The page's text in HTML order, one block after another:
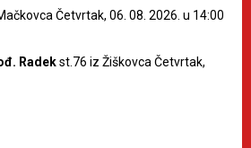
Četvrtak, 06. 08. 2026. u 14:00
Radekst.76 iz Žiškovca Četvrtak,